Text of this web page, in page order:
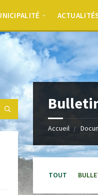
Accueil
Categories:
TOUT